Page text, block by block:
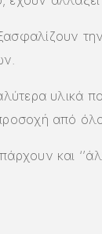
υλικά
από
και